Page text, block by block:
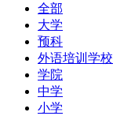
全部
大学
预科
外语培训学校
学院
中学
小学